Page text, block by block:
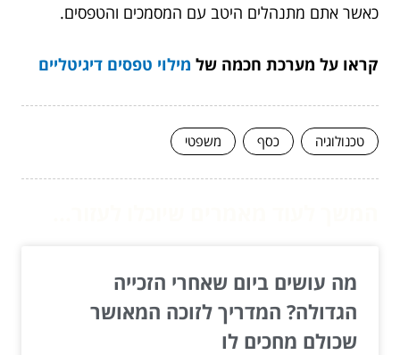
כאשר אתם מתנהלים היטב עם המסמכים והטפסים.
קראו על מערכת חכמה של מילוי טפסים דיגיטליים
טכנולוגיה כסף משפטי
מה עושים ביום שאחרי הזכייה
הגדולה? המדריך לזוכה המאושר
שכולם מחכים לו